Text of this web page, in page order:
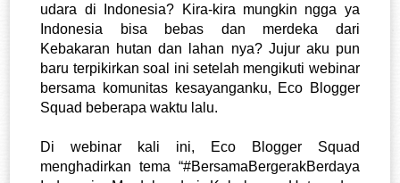
udara di Indonesia? Kira-kira mungkin ngga ya
Indonesia bisa bebas dan merdeka dari
Kebakaran hutan dan lahan nya? Jujur aku pun
baru terpikirkan soal ini setelah mengikuti webinar
bersama komunitas kesayanganku, Eco Blogger
Squad beberapa waktu lalu.
Di webinar kali ini, Eco Blogger Squad
menghadirkan tema “#BersamaBergerakBerdaya